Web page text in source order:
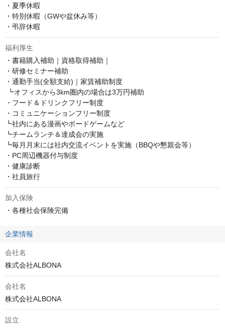
・夏季休暇
・特別休暇（GWや盆休み等）
・弔辞休暇
福利厚生
・書籍購入補助｜資格取得補助｜
・研修セミナー補助
・通勤手当(全額支給)｜家賃補助制度
・フード＆ドリンクフリー制度
・コミュニケーションフリー制度
┗社内にある漫画やボードゲームなど
┗チームランチ＆達成会の実施
┗毎月月末には社内交流イベントを実施（BBQや懇親会等）
・PC周辺機器付与制度
・健康診断
・社員旅行
加入保険
・各種社会保険完備
企業情報
会社名
株式会社ALBONA
会社名
株式会社ALBONA
設立